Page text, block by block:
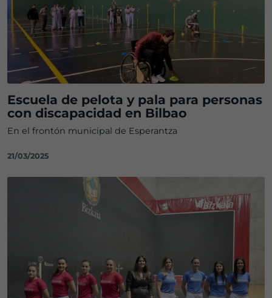
Escuela de pelota y pala para personas
con discapacidad en Bilbao
En el frontón municipal de Esperantza
21/03/2025